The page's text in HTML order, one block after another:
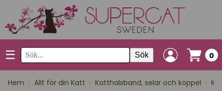
☰ Sök 0
Hem › Allt för din Katt › Katthalsband, selar och koppel ›